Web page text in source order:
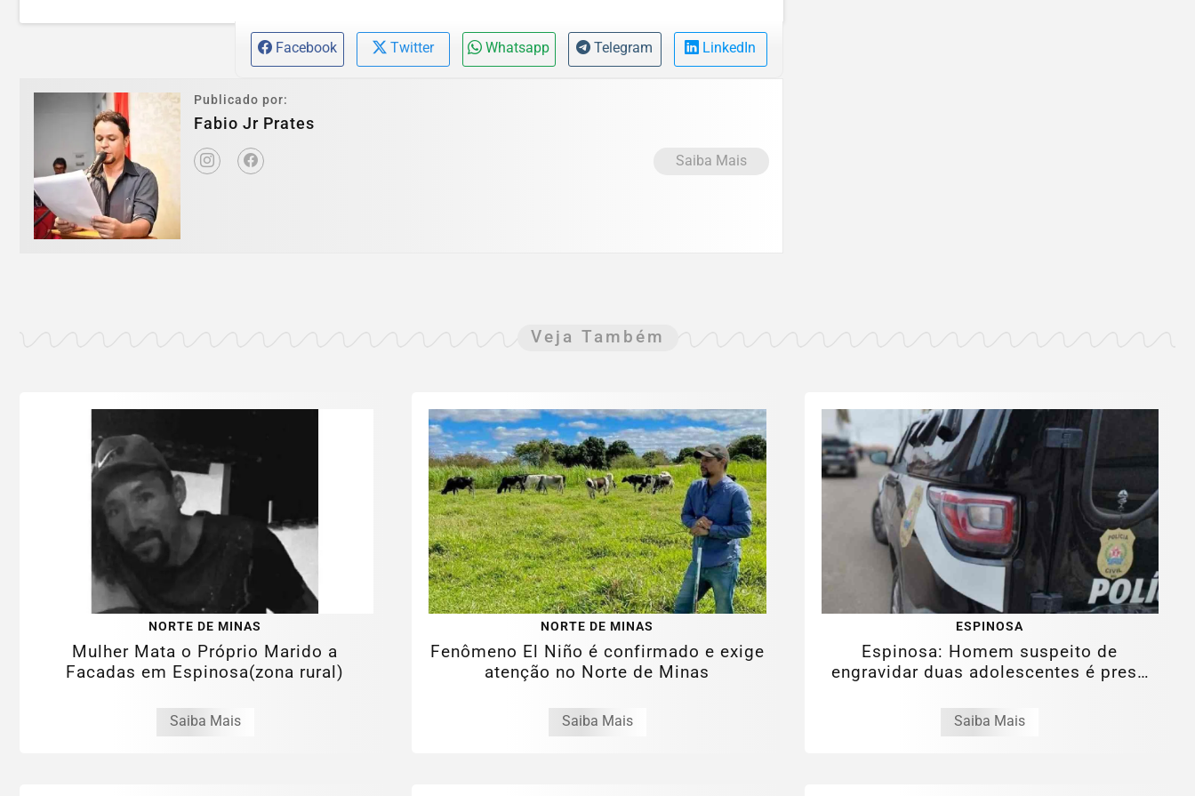
Facebook Twitter Whatsapp Telegram LinkedIn
Publicado por:
Fabio Jr Prates
Saiba Mais
Veja Também
NORTE DE MINAS
Mulher Mata o Próprio Marido a
Facadas em Espinosa(zona rural)
Saiba Mais
NORTE DE MINAS
Fenômeno El Niño é confirmado e exige
atenção no Norte de Minas
Saiba Mais
ESPINOSA
Espinosa: Homem suspeito de
engravidar duas adolescentes é preso
Saiba Mais